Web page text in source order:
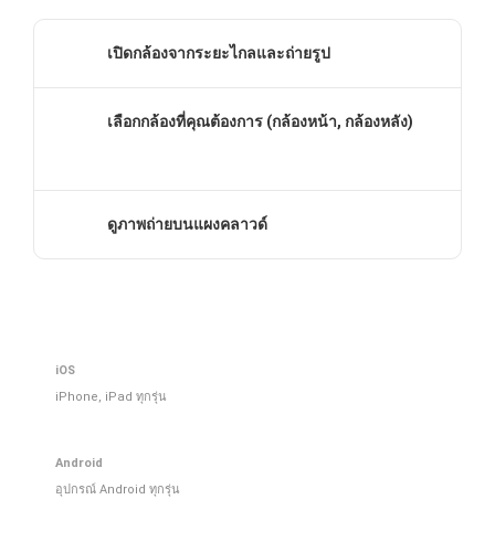
เปิดกล้องจากระยะไกลและถ่ายรูป
เลือกกล้องที่คุณต้องการ (กล้องหน้า, กล้องหลัง)
ดูภาพถ่ายบนแผงคลาวด์
iOS
iPhone, iPad ทุกรุ่น
Android
อุปกรณ์ Android ทุกรุ่น